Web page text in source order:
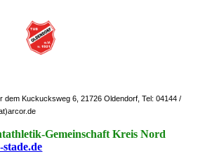
dem Kuckucksweg 6, 21726 Oldendorf, Tel: 04144 /
Gemeinschaft Kreis Nord